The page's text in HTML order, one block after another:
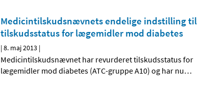
Medicintilskudsnævnets endelige indstilling til
tilskudsstatus for lægemidler mod diabetes
|8. maj 2013 |
Medicintilskudsnævnet har revurderet tilskudsstatus for
lægemidler mod diabetes (ATC-gruppe A10) og har nu…